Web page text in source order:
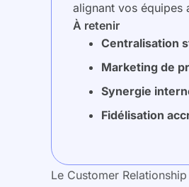
alignant vos équipes
À retenir
Centralisation
Marketing de
Synergie
Fidélisation
Le Customer